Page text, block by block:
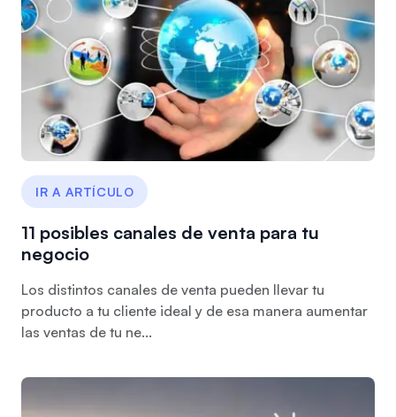
IR A ARTÍCULO
11 posibles canales de venta para tu
negocio
Los distintos canales de venta pueden llevar tu
producto a tu cliente ideal y de esa manera aumentar
las ventas de tu ne...